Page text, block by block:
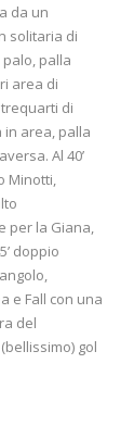
da un
solitaria di
palla
area di
di
in area, palla
Al 40’
Minotti,
per la Giana,
doppio
e Fall con una
del
gol